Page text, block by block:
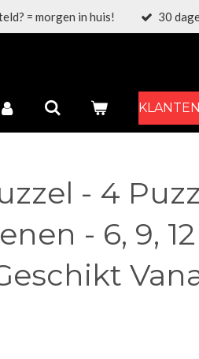
= morgen in huis! 30
- 4
- 6, 9,